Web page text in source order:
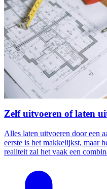
Zelf uitvoeren of laten
Alles laten uitvoeren door een
eerste is het makkelijkst, maar
realiteit zal het vaak een